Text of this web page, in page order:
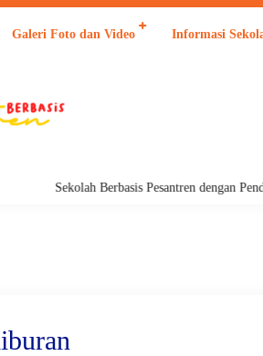
Galeri Foto dan Video Informasi
Sekolah Berbasis Pesantren dengan